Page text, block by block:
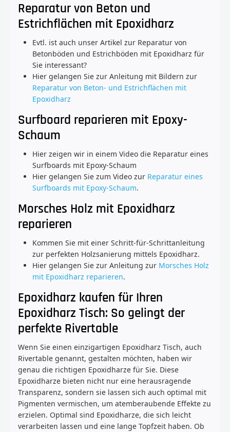
Reparatur von Beton und
Estrichflächen mit Epoxidharz
Evtl. ist auch unser Artikel zur Reparatur von
Betonböden und Estrichböden mit Epoxidharz für
Sie interessant?
Hier gelangen Sie zur Anleitung mit Bildern zur
Reparatur von Beton- und Estrichflächen mit
Epoxidharz
Surfboard reparieren mit Epoxy-
Schaum
Hier zeigen wir in einem Video die Reparatur eines
Surfboards mit Epoxy-Schaum
Hier gelangen Sie zum Video zur Reparatur eines
Surfboards mit Epoxy-Schaum.
Morsches Holz mit Epoxidharz
reparieren
Kommen Sie mit einer Schritt-für-Schrittanleitung
zur perfekten Holzsanierung mittels Epoxidharz.
Hier gelangen Sie zur Anleitung zur Morsches Holz
mit Epoxidharz reparieren.
Epoxidharz kaufen für Ihren
Epoxidharz Tisch: So gelingt der
perfekte Rivertable
Wenn Sie einen einzigartigen Epoxidharz Tisch, auch
Rivertable genannt, gestalten möchten, haben wir
genau die richtigen Epoxidharze für Sie. Diese
Epoxidharze bieten nicht nur eine herausragende
Transparenz, sondern sie lassen sich auch optimal mit
Pigmenten vermischen, um atemberaubende Effekte zu
erzielen. Optimal sind Epoxidharze, die sich leicht
verarbeiten lassen und eine lange Topfzeit haben. Ob